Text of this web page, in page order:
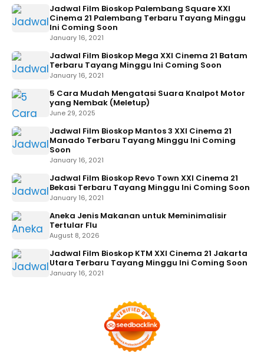
Jadwal Film Bioskop Palembang Square XXI
Cinema 21 Palembang Terbaru Tayang Minggu
Ini Coming Soon
January 16, 2021
Jadwal Film Bioskop Mega XXI Cinema 21 Batam
Terbaru Tayang Minggu Ini Coming Soon
January 16, 2021
5 Cara Mudah Mengatasi Suara Knalpot Motor
yang Nembak (Meletup)
June 29, 2025
Jadwal Film Bioskop Mantos 3 XXI Cinema 21
Manado Terbaru Tayang Minggu Ini Coming
Soon
January 16, 2021
Jadwal Film Bioskop Revo Town XXI Cinema 21
Bekasi Terbaru Tayang Minggu Ini Coming Soon
January 16, 2021
Aneka Jenis Makanan untuk Meminimalisir
Tertular Flu
August 8, 2026
Jadwal Film Bioskop KTM XXI Cinema 21 Jakarta
Utara Terbaru Tayang Minggu Ini Coming Soon
January 16, 2021